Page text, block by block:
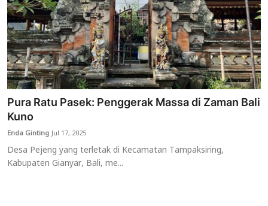
Pura Ratu Pasek: Penggerak Massa di Zaman Bali
Kuno
Enda GintingJul 17, 2025
Desa Pejeng yang terletak di Kecamatan Tampaksiring,
Kabupaten Gianyar, Bali, me...